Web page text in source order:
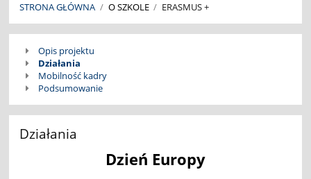
STRONA GŁÓWNA / O SZKOLE / ERASMUS +
ErasmusOpis projektu
Działania
Mobilność kadry
Podsumowanie
Działania
Dzień Europy